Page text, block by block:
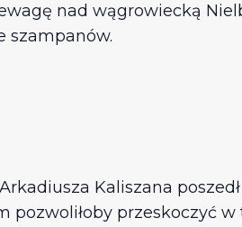
nad wągrowiecką
szampanów.
Kaliszana
pozwoliłoby przeskoczyć w